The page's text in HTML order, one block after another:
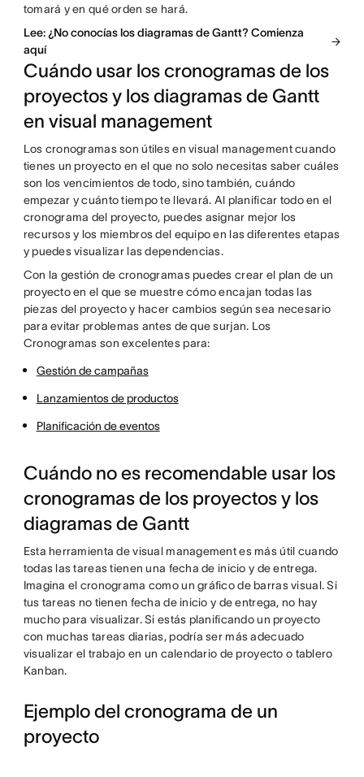
tomará y en qué orden se hará.
Lee: ¿No conocías los diagramas de Gantt? Comienza
aquí
Cuándo usar los cronogramas de los
proyectos y los diagramas de Gantt
en visual management
Los cronogramas son útiles en visual management cuando
tienes un proyecto en el que no solo necesitas saber cuáles
son los vencimientos de todo, sino también, cuándo
empezar y cuánto tiempo te llevará. Al planificar todo en el
cronograma del proyecto, puedes asignar mejor los
recursos y los miembros del equipo en las diferentes etapas
y puedes visualizar las dependencias.
Con la gestión de cronogramas puedes crear el plan de un
proyecto en el que se muestre cómo encajan todas las
piezas del proyecto y hacer cambios según sea necesario
para evitar problemas antes de que surjan. Los
Cronogramas son excelentes para:
Gestión de campañas
Lanzamientos de productos
Planificación de eventos
Cuándo no es recomendable usar los
cronogramas de los proyectos y los
diagramas de Gantt
Esta herramienta de visual management es más útil cuando
todas las tareas tienen una fecha de inicio y de entrega.
Imagina el cronograma como un gráfico de barras visual. Si
tus tareas no tienen fecha de inicio y de entrega, no hay
mucho para visualizar. Si estás planificando un proyecto
con muchas tareas diarias, podría ser más adecuado
visualizar el trabajo en un calendario de proyecto o tablero
Kanban.
Ejemplo del cronograma de un
proyecto